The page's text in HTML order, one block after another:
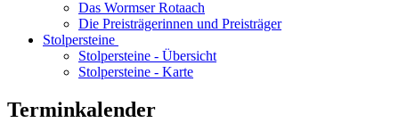
Das Wormser Rotaach
Die Preisträgerinnen und Preisträger
Stolpersteine
Stolpersteine - Übersicht
Stolpersteine - Karte
Terminkalender